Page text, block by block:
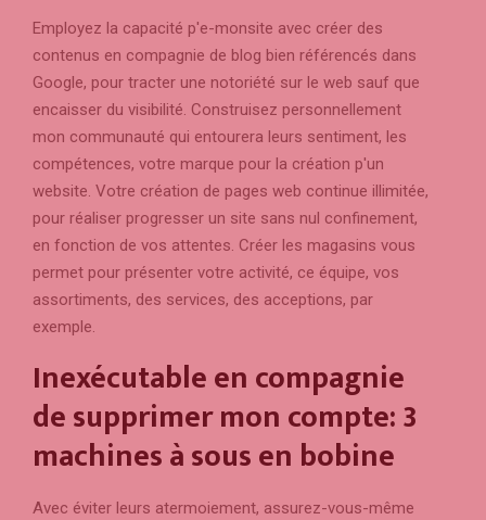
Employez la capacité p'e-monsite avec créer des
contenus en compagnie de blog bien référencés dans
Google, pour tracter une notoriété sur le web sauf que
encaisser du visibilité. Construisez personnellement
mon communauté qui entourera leurs sentiment, les
compétences, votre marque pour la création p'un
website. Votre création de pages web continue illimitée,
pour réaliser progresser un site sans nul confinement,
en fonction de vos attentes. Créer les magasins vous
permet pour présenter votre activité, ce équipe, vos
assortiments, des services, des acceptions, par
exemple.
Inexécutable en compagnie
de supprimer mon compte: 3
machines à sous en bobine
Avec éviter leurs atermoiement, assurez-vous-même